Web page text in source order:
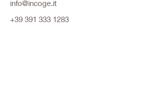
info@incoge.it
+39 391 333 1283